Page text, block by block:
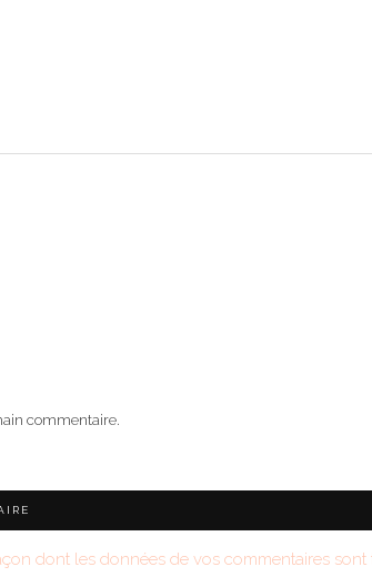
commentaire.
dont les données de vos commentaires sont